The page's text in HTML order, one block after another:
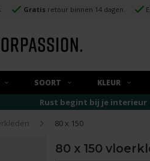
Gratis retour binnen 14 dagen.
SOORT KLEUR
Rust begint bij je
80 x 150
80 x 150